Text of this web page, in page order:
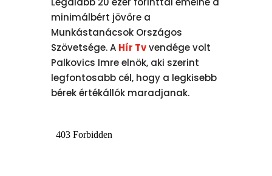
minimálbért jövőre a
Munkástanácsok Országos
Szövetsége. A Hír Tvvendége volt
Palkovics Imre elnök, aki szerint
legfontosabb cél, hogy a legkisebb
bérek értékállók maradjanak.